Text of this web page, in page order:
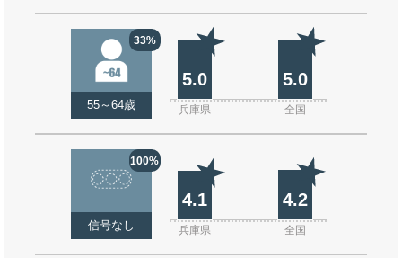
33%
55～64歳
5.0 5.0
兵庫県 全国
100%
信号なし
4.1 4.2
兵庫県 全国